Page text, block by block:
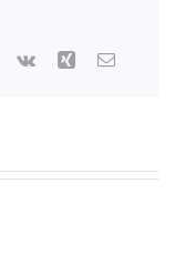
Vk Xing E-